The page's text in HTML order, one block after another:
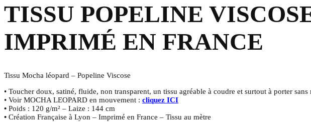
TISSU POPELINE
IMPRIMÉ EN FRANCE
Tissu Mocha léopard – Popeline Viscose
• Toucher doux, satiné, fluide, non transparent, un tissu agréable à coudre et surtout à porter
• Voir MOCHA LEOPARD en mouvement : cliquez ICI
• Poids : 120 g/m² – Laize : 144 cm
• Création Française à Lyon – Imprimé en France – Tissu au mètre